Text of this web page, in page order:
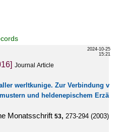
2024-10-25
15:21
Journal Article
werltkunige. Zur Verbindung v
und heldenepischem Erzä
Monatsschrift 53, 273-294 (2003)